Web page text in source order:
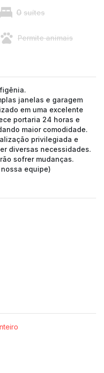
0 suítes
Permite animais
janelas e garagem
em uma excelente
portaria 24 horas e
maior comodidade.
privilegiada e
diversas necessidades.
sofrer mudanças.
equipe)